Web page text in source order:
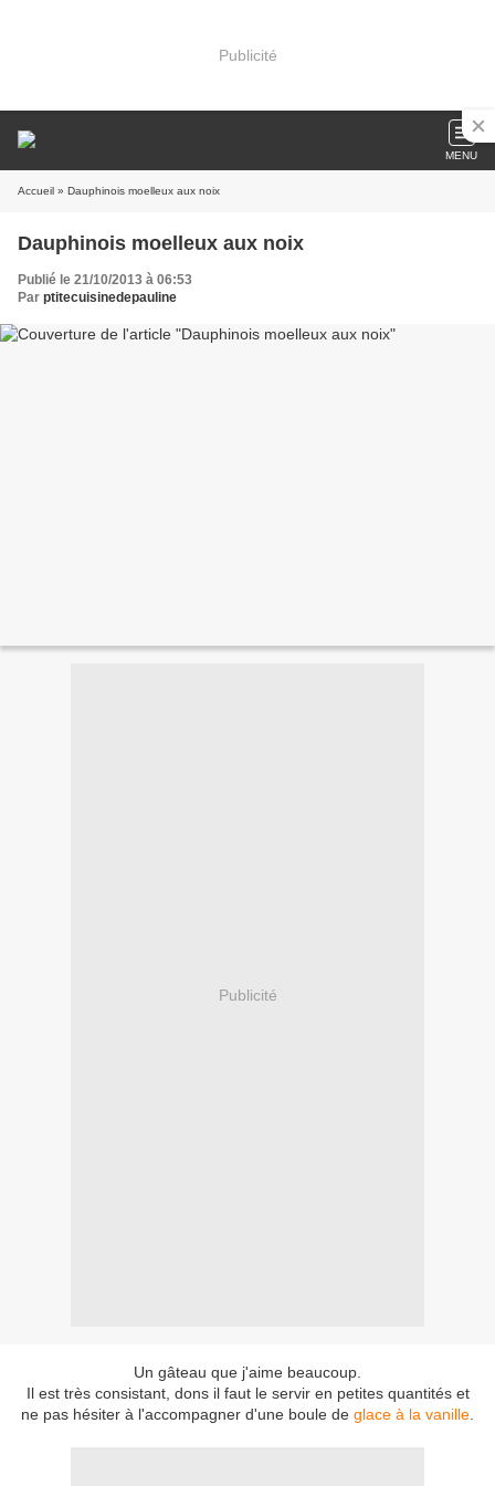
Publicité
MENU
Accueil » Dauphinois moelleux aux noix
Dauphinois moelleux aux noix
Publié le 21/10/2013 à 06:53
Par ptitecuisinedepauline
Publicité
Un gâteau que j'aime beaucoup.
Il est très consistant, dons il faut le servir en petites quantités et
ne pas hésiter à l'accompagner d'une boule de glace à la vanille